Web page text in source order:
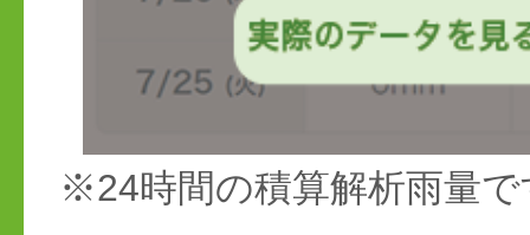
※24時間の積算解析雨量で